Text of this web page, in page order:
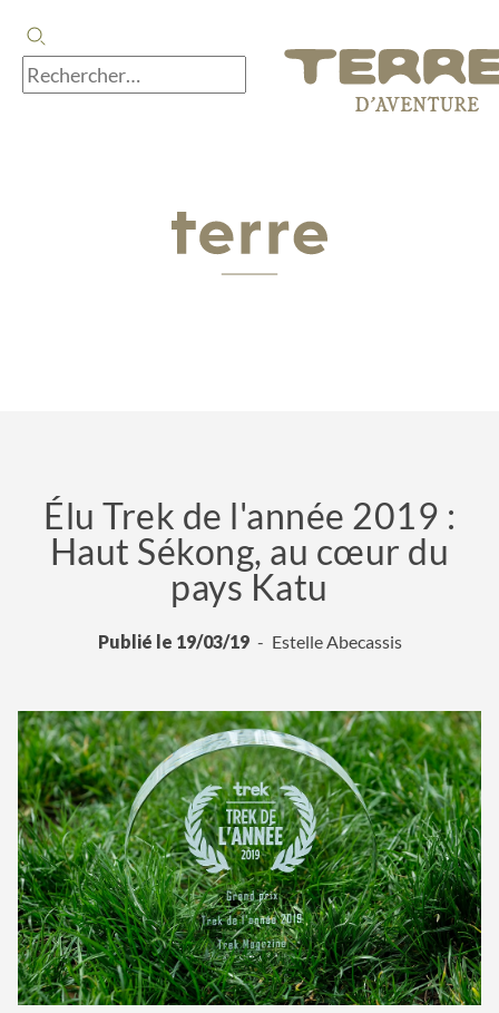
Élu Trek de l'année 2019 :
Haut Sékong, au cœur du
pays Katu
Publié le 19/03/19 Estelle Abecassis